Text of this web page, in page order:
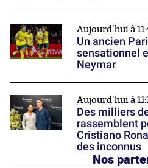
Aujourd'hui à
Un ancien
sensationnel
Neymar
Aujourd'hui à
Des milliers
rassemblent
Cristiano
des inconnus
Nos